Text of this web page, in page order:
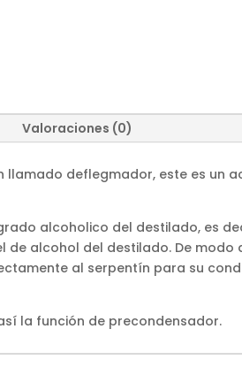
Valoraciones (0)
deflegmador, este es un
alcoholico del destilado, es
de alcohol del destilado. De
al serpentín para su
la función de precondensador.